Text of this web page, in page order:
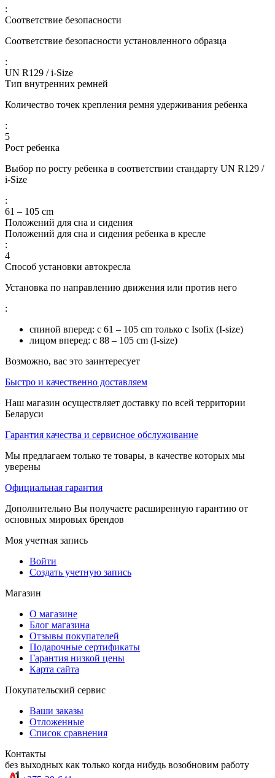
:
Соответствие безопасности
Соответствие безопасности установленного образца
:
UN R129 / i‐Size
Тип внутренних ремней
Количество точек крепления ремня удерживания ребенка
:
5
Рост ребенка
Выбор по росту ребенка в соответствии стандарту UN R129 /
i‐Size
:
61 – 105 cm
Положений для сна и сидения
Положений для сна и сидения ребенка в кресле
:
4
Способ установки автокресла
Установка по направлению движения или против него
:
спиной вперед: с 61 – 105 cm только с Isofix (I-size)
лицом вперед: с 88 – 105 cm (I-size)
Возможно, вас это заинтересует
Быстро и качественно доставляем
Наш магазин осуществляет доставку по всей территории
Беларуси
Гарантия качества и сервисное обслуживание
Мы предлагаем только те товары, в качестве которых мы
уверены
Официальная гарантия
Дополнительно Вы получаете расширенную гарантию от
основных мировых брендов
Моя учетная запись
Войти
Создать учетную запись
Магазин
О магазине
Блог магазина
Отзывы покупателей
Подарочные сертификаты
Гарантия низкой цены
Карта сайта
Покупательский сервис
Ваши заказы
Отложенные
Список сравнения
Контакты
без выходных как только когда нибудь возобновим работу